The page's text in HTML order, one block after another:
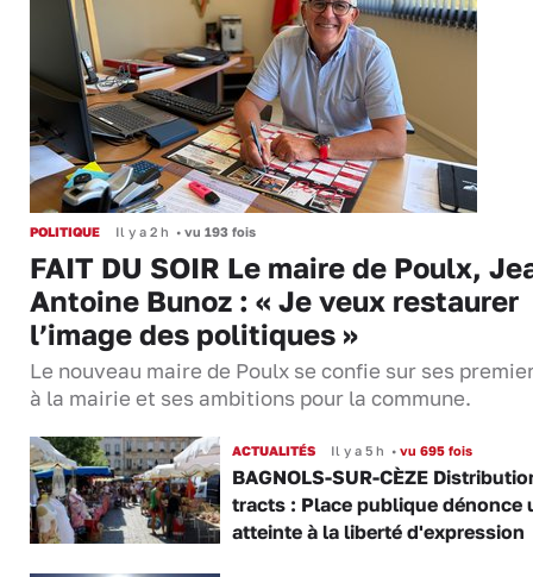
POLITIQUE Il y a 2 h • vu 193 fois
FAIT DU SOIR Le maire de Poulx,
Antoine Bunoz : « Je veux restaurer
l’image des politiques »
Le nouveau maire de Poulx se confie sur ses
à la mairie et ses ambitions pour la commune.
ACTUALITÉS Il y a 5 h •vu 695 fois
BAGNOLS-SUR-CÈZE
tracts : Place publique dénonce
atteinte à la liberté d'expression